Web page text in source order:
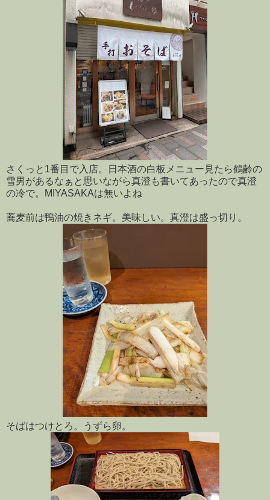
さくっと1番目で入店。日本酒の白板メニュー見たら鶴齢の
雪男があるなぁと思いながら真澄も書いてあったので真澄
の冷で。MIYASAKAは無いよね
蕎麦前は鴨油の焼きネギ。美味しい。真澄は盛っ切り。
そばはつけとろ。うずら卵。